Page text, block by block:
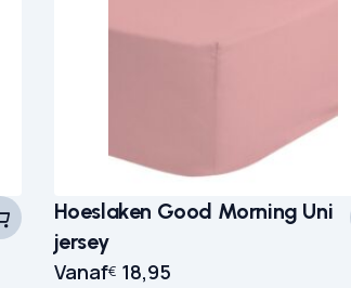
Hoeslaken Good Morning Uni
jersey
Vanaf€ 18,95